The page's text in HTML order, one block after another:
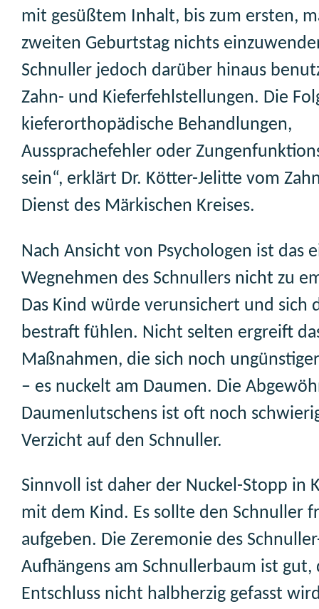
mit gesüßtem Inhalt, bis zum ersten,
zweiten Geburtstag nichts
Schnuller jedoch darüber hinaus
Zahn- und Kieferfehlstellungen. Die
kieferorthopädische Behandlungen,
Aussprachefehler oder
sein“, erklärt Dr. Kötter-Jelitte vom
Dienst des Märkischen Kreises.
Nach Ansicht von Psychologen ist das
Wegnehmen des Schnullers nicht zu
Das Kind würde verunsichert und sich
bestraft fühlen. Nicht selten ergreift
Maßnahmen, die sich noch
– es nuckelt am Daumen. Die
Daumenlutschens ist oft noch
Verzicht auf den Schnuller.
Sinnvoll ist daher der Nuckel-Stopp in
mit dem Kind. Es sollte den Schnuller
aufgeben. Die Zeremonie des
Aufhängens am Schnullerbaum ist
Entschluss nicht halbherzig gefasst